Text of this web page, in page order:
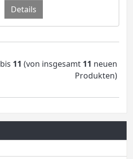
Details
bis 11 (von insgesamt 11 neuen
Produkten)